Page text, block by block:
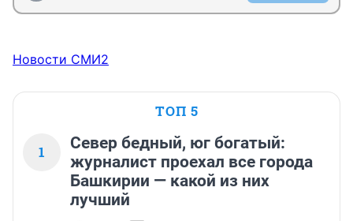
Новости СМИ2
ТОП 5
1
Север бедный, юг богатый:
журналист проехал все города
Башкирии — какой из них
лучший